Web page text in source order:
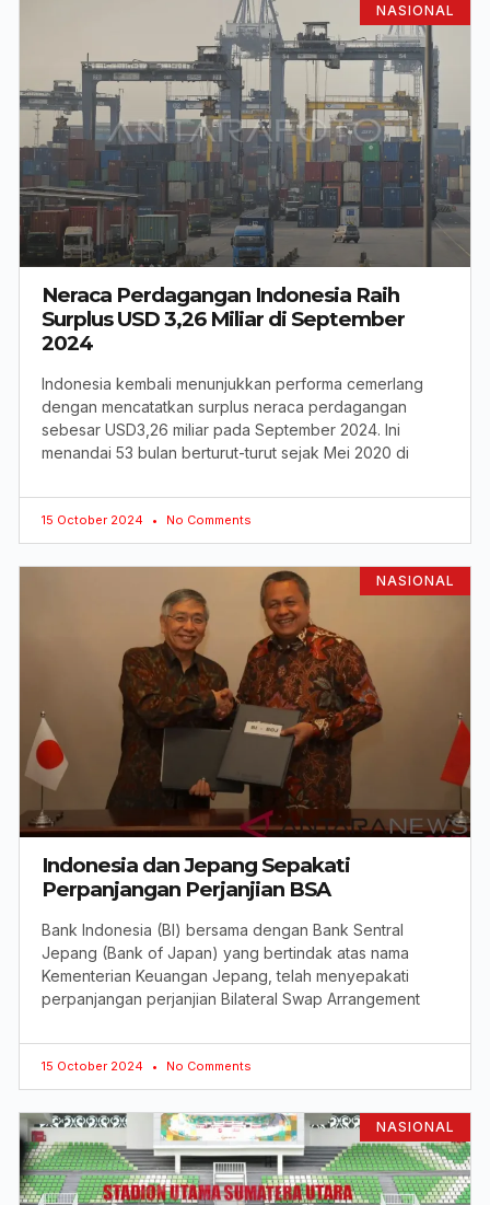
NASIONAL
Neraca Perdagangan Indonesia Raih
Surplus USD 3,26 Miliar di September
2024
Indonesia kembali menunjukkan performa cemerlang
dengan mencatatkan surplus neraca perdagangan
sebesar USD3,26 miliar pada September 2024. Ini
menandai 53 bulan berturut-turut sejak Mei 2020 di
15 October 2024 No Comments
NASIONAL
Indonesia dan Jepang Sepakati
Perpanjangan Perjanjian BSA
Bank Indonesia (BI) bersama dengan Bank Sentral
Jepang (Bank of Japan) yang bertindak atas nama
Kementerian Keuangan Jepang, telah menyepakati
perpanjangan perjanjian Bilateral Swap Arrangement
15 October 2024 No Comments
NASIONAL